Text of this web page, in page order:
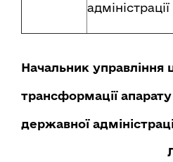
адміністрації
Начальник управління
трансформації
державної